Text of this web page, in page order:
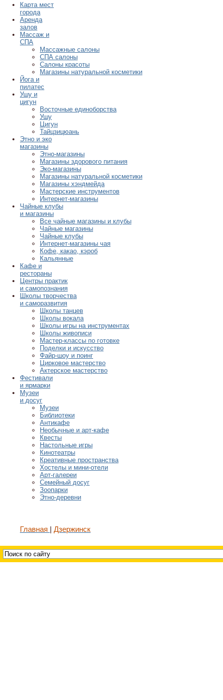
Карта мест
города
Аренда
залов
Массаж и
СПА
Массажные салоны
СПА салоны
Салоны красоты
Магазины натуральной косметики
Йога и
пилатес
Ушу и
цигун
Восточные единоборства
Ушу
Цигун
Тайцзицюань
Этно и эко
магазины
Этно-магазины
Магазины здорового питания
Эко-магазины
Магазины натуральной косметики
Магазины хэндмейда
Мастерские инструментов
Интернет-магазины
Чайные клубы
и магазины
Все чайные магазины и клубы
Чайные магазины
Чайные клубы
Интернет-магазины чая
Кофе, какао, кэроб
Кальянные
Кафе и
рестораны
Центры практик
и самопознания
Школы творчества
и саморазвития
Школы танцев
Школы вокала
Школы игры на инструментах
Школы живописи
Мастер-классы по готовке
Поделки и искусство
Файр-шоу и поинг
Цирковое мастерство
Актерское мастерство
Фестивали
и ярмарки
Музеи
и досуг
Музеи
Библиотеки
Антикафе
Необычные и арт-кафе
Квесты
Настольные игры
Кинотеатры
Креативные пространства
Хостелы и мини-отели
Арт-галереи
Семейный досуг
Зоопарки
Этно-деревни
Главная Дзержинск